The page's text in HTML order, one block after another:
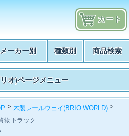
カート
メーカー別 種類別 商品検索
オ)ページメニュー
> 木製レールウェイ(BRIO WORLD) >
物トラック